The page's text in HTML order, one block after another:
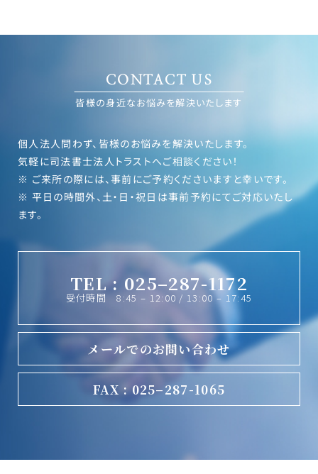
CONTACT US
皆様の身近なお悩みを解決いたします
個人法人問わず、皆様のお悩みを解決いたします。
気軽に司法書士法人トラストへご相談ください！
※ ご来所の際には、事前にご予約くださいますと幸いです。
※ 平日の時間外、土・日・祝日は事前予約にてご対応いたし
ます。
TEL : 025–287-1172
受付時間 8:45 – 12:00 / 13:00 – 17:45
メールでのお問い合わせ
FAX : 025–287-1065